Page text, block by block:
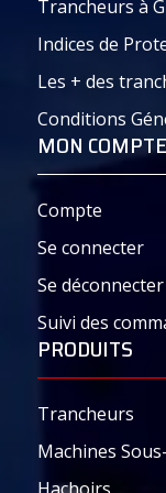
Document
Trancheurs à
Indices de
Les + des
Conditions
MON
Compte
Se connecter
Se déconnecter
Suivi des
PRODUITS
Trancheurs
Machines
Hachoirs